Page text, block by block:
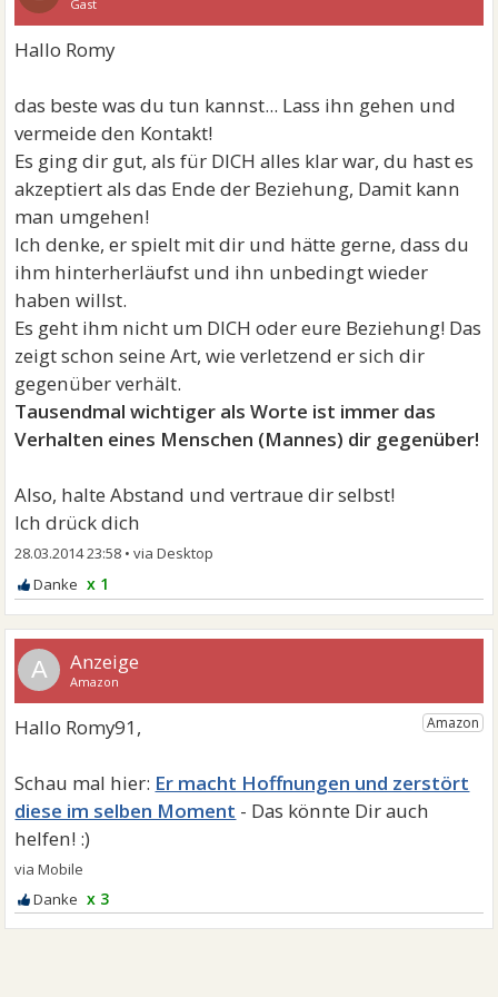
Gast
Hallo Romy
das beste was du tun kannst... Lass ihn gehen und
vermeide den Kontakt!
Es ging dir gut, als für DICH alles klar war, du hast es
akzeptiert als das Ende der Beziehung, Damit kann
man umgehen!
Ich denke, er spielt mit dir und hätte gerne, dass du
ihm hinterherläufst und ihn unbedingt wieder
haben willst.
Es geht ihm nicht um DICH oder eure Beziehung! Das
zeigt schon seine Art, wie verletzend er sich dir
gegenüber verhält.
Tausendmal wichtiger als Worte ist immer das
Verhalten eines Menschen (Mannes) dir gegenüber!
Also, halte Abstand und vertraue dir selbst!
Ich drück dich
28.03.2014 23:58 •
x 1
A
Er macht Hoffnungen und zerstört
diese im selben Moment
x 3